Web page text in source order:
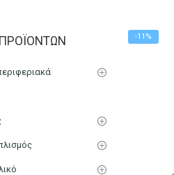
Κουζίνας -11%